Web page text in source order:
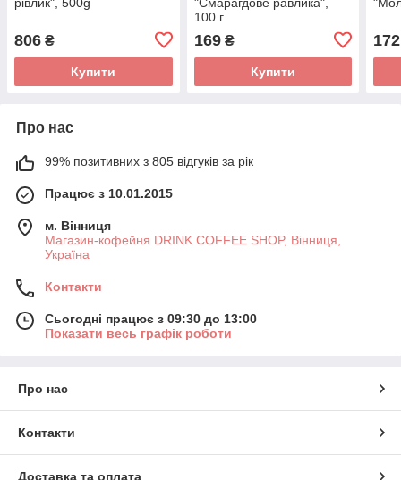
806 ₴
Купити
100 г
169₴
Купити
172
Про нас
99% позитивних з 805 відгуків за рік
Працює з 10.01.2015
м. Вінниця
Магазин-кофейня DRINK COFFEE SHOP, Вінниця,
Україна
Контакти
Сьогодні працює з 09:30 до 13:00
Показати весь графік роботи
Про нас
Контакти
Доставка та оплата